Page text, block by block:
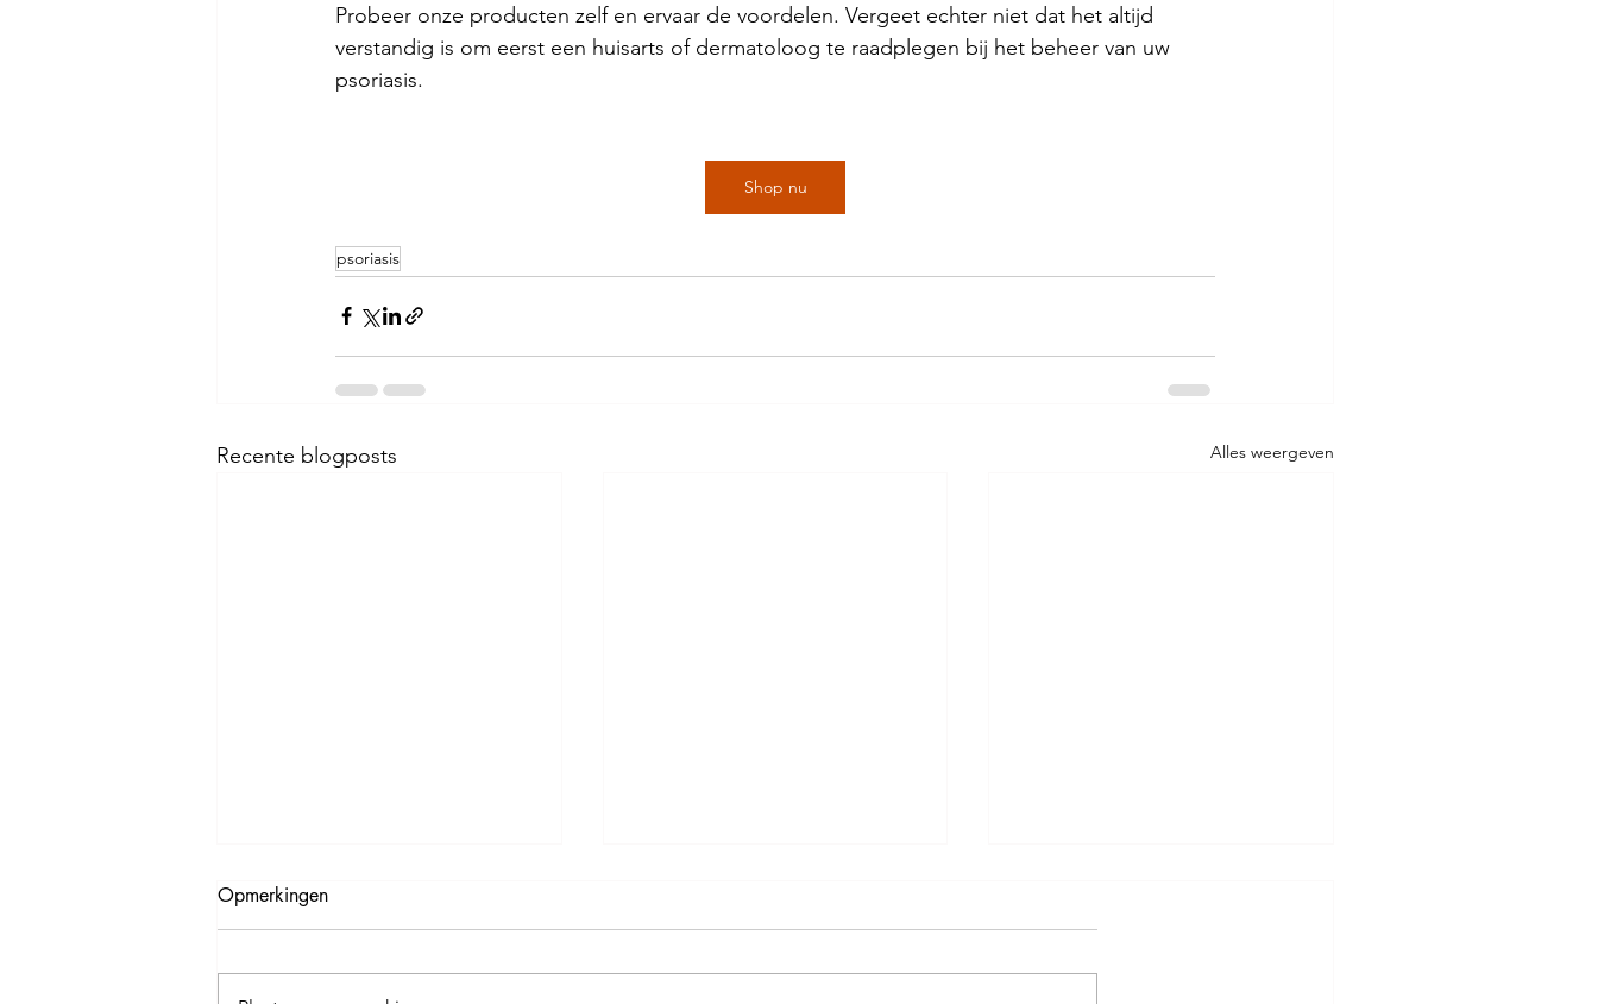
Probeer onze producten zelf en ervaar de voordelen. Vergeet echter niet dat het altijd
verstandig is om eerst een huisarts of dermatoloog te raadplegen bij het beheer van uw
psoriasis.
Shop nu
psoriasis
Recente blogposts Alles weergeven
Opmerkingen